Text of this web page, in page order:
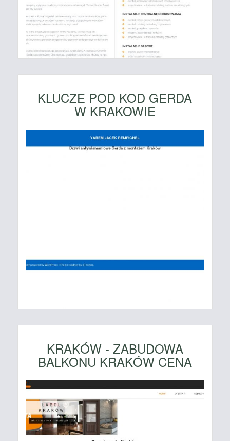
KLUCZE POD KOD GERDA
W KRAKOWIE
KRAKÓW - ZABUDOWA
BALKONU KRAKÓW CENA